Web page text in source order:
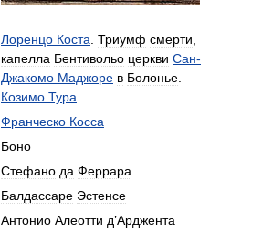
Лоренцо Коста Триумф смерти
капелла Бентивольо церкви Сан-
Джакомо Маджоре в Болонье
Козимо Тура
Франческо Косса
Боно
Стефано да Феррара
Балдассаре Эстенсе
Антонио Алеотти д’Арджента